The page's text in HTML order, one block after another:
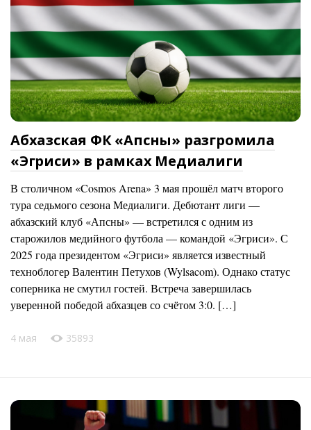
Абхазская ФК «Апсны» разгромила
«Эгриси» в рамках Медиалиги
В столичном «Cosmos Arena» 3 мая прошёл матч второго
тура седьмого сезона Медиалиги. Дебютант лиги —
абхазский клуб «Апсны» — встретился с одним из
старожилов медийного футбола — командой «Эгриси». С
2025 года президентом «Эгриси» является известный
техноблогер Валентин Петухов (Wylsacom). Однако статус
соперника не смутил гостей. Встреча завершилась
уверенной победой абхазцев со счётом 3:0. […]
4 мая 35893